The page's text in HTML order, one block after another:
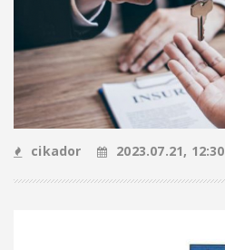
cikador 2023.07.21, 12:30